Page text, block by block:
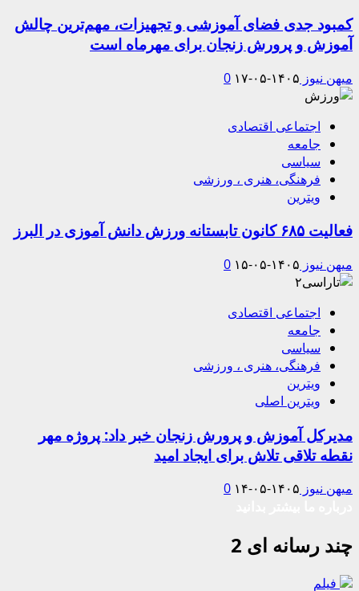
کمبود جدی فضای آموزشی و تجهیزات، مهم‌ترین چالش
آموزش و پرورش زنجان برای مهرماه است
میهن نیوز ۱۴۰۵-۰۵-۱۷ 0
اجتماعی اقتصادی
جامعه
سیاسی
فرهنگی، هنری ، ورزشی
ویترین
فعالیت ۶۸۵ کانون تابستانه ورزش دانش آموزی در البرز
میهن نیوز ۱۴۰۵-۰۵-۱۵ 0
اجتماعی اقتصادی
جامعه
سیاسی
فرهنگی، هنری ، ورزشی
ویترین
ویترین اصلی
مدیرکل آموزش و پرورش زنجان خبر داد: پروژه مهر
نقطه تلاقی تلاش برای ایجاد امید
میهن نیوز ۱۴۰۵-۰۵-۱۴ 0
چند رسانه ای 2
فیلم